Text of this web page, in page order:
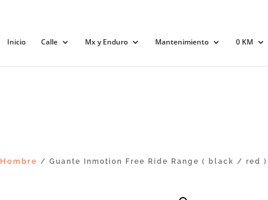
Inicio Calle Mx y Enduro Mantenimiento 0 KM
Hombre / Guante Inmotion Free Ride Range ( black / red )